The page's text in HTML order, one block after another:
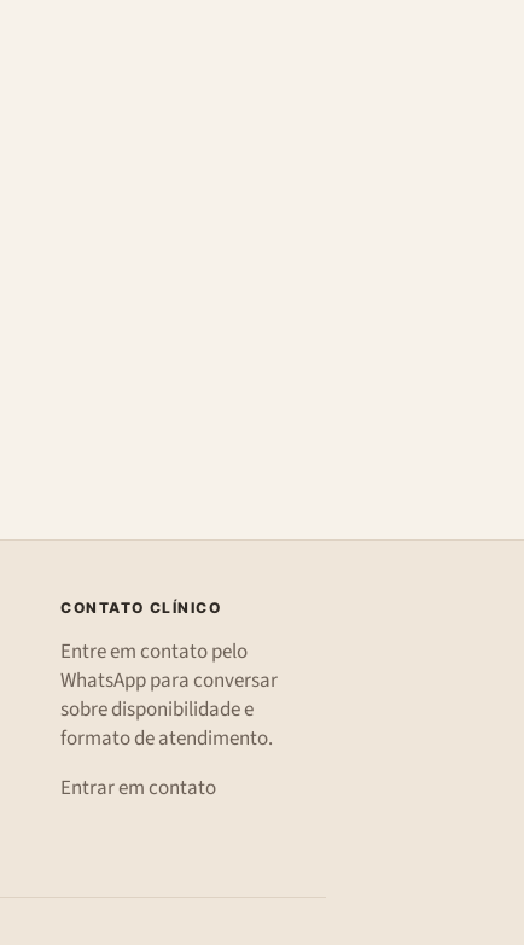
CONTATO CLÍNICO
Entre em contato pelo
WhatsApp para conversar
sobre disponibilidade e
formato de atendimento.
Entrar em contato